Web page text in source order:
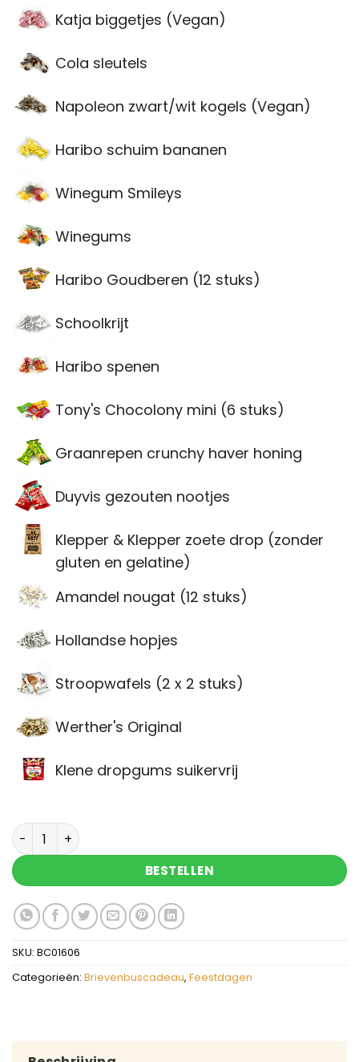
Katja biggetjes (Vegan)
Cola sleutels
Napoleon zwart/wit kogels (Vegan)
Haribo schuim bananen
Winegum Smileys
Winegums
Haribo Goudberen (12 stuks)
Schoolkrijt
Haribo spenen
Tony's Chocolony mini (6 stuks)
Graanrepen crunchy haver honing
Duyvis gezouten nootjes
Klepper & Klepper zoete drop (zonder
gluten en gelatine)
Amandel nougat (12 stuks)
Hollandse hopjes
Stroopwafels (2 x 2 stuks)
Werther's Original
Klene dropgums suikervrij
Brievenbuscadeau papa jij bent mijn held aantal
BESTELLEN
SKU: BC01606
Categorieën: Brievenbuscadeau, Feestdagen